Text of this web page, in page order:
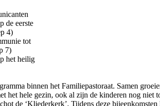
de eerste
4)
tot
7)
het heilig
binnen het Familiepastoraat. Samen
het hele gezin, ook al zijn de kinderen nog niet
de ‘Kliederkerk’. Tijdens deze